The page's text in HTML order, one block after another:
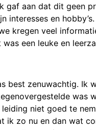
aan dat dit geen
interesses en
kregen veel
een leuke en
best zenuwachtig. Ik
was
niet goed te
ik zo nu en dan wat